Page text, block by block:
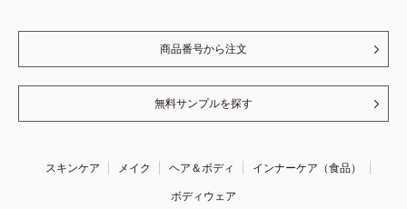
商品番号から注文
無料サンプルを探す
スキンケア メイク ヘア＆ボディ
インナーケア（食品）
ボディウェア